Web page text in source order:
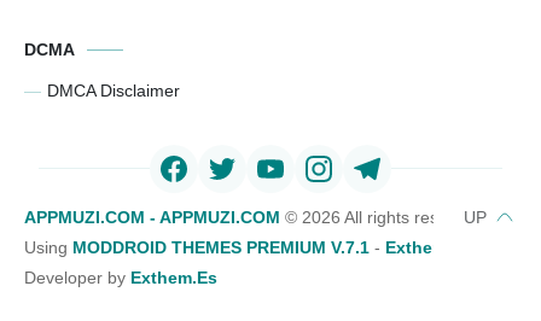
DCMA
DMCA Disclaimer
APPMUZI.COM - APPMUZI.COM © 2026 All rights reserved
Using MODDROID THEMES PREMIUM V.7.1 - Exthemes Devs
Developer by Exthem.es